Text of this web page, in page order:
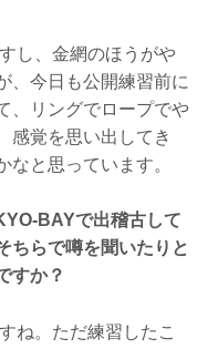
し、金網のほうがや
、今日も公開練習前に
、リングでロープでや
感覚を思い出してき
なと思っています。
BAYで出稽古して
ちらで噂を聞いたりと
すか？
ね。ただ練習したこ